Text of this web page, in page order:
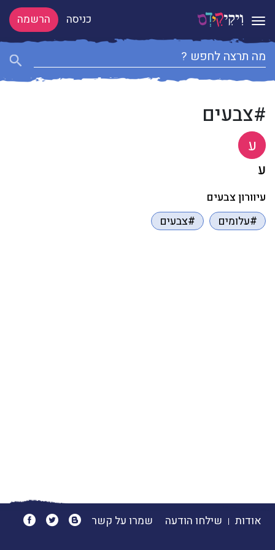
Toggle navigation כניסה הרשמה
#צבעים
ע
ע
עיוורון צבעים
#עלומים
#צבעים
אודות שילחו הודעה שמרו על קשר